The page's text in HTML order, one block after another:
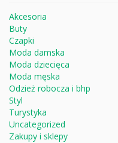
Akcesoria
Buty
Czapki
Moda damska
Moda dziecięca
Moda męska
Odzież robocza i bhp
Styl
Turystyka
Uncategorized
Zakupy i sklepy